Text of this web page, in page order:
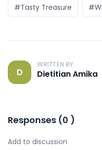
#Tasty Treasure
D
WRITTEN BY
Dietitian Amika
Responses (0 )